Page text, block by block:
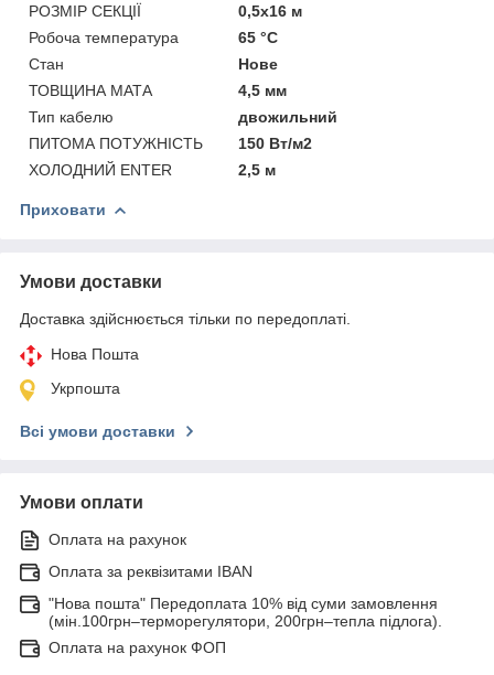
РОЗМІР СЕКЦІЇ
0,5х16 м
Робоча температура
65 °C
Стан
Нове
ТОВЩИНА МАТА
4,5 мм
Тип кабелю
двожильний
ПИТОМА ПОТУЖНІСТЬ
150 Вт/м2
ХОЛОДНИЙ ENTER
2,5 м
Приховати
Умови доставки
Доставка здійснюється тільки по передоплаті.
Нова Пошта
Укрпошта
Всі умови доставки
Умови оплати
Оплата на рахунок
Оплата за реквізитами IBAN
"Нова пошта" Передоплата 10% від суми замовлення
(мін.100грн–терморегулятори, 200грн–тепла підлога).
Оплата на рахунок ФОП